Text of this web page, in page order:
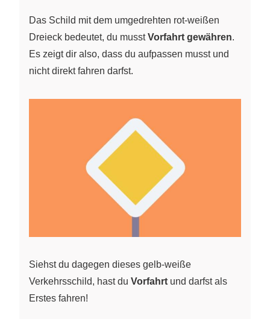
Das Schild mit dem umgedrehten rot-weißen
Dreieck bedeutet, du musstVorfahrt gewähren.
Es zeigt dir also, dass du aufpassen musst und
nicht direkt fahren darfst.
Siehst du dagegen dieses gelb-weiße
Verkehrsschild, hast du Vorfahrt und darfst als
Erstes fahren!